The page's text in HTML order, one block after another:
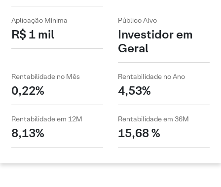
Aplicação Mínima
R$ 1 mil
Público Alvo
Investidor em
Geral
Rentabilidade no Mês
0,22%
Rentabilidade no Ano
4,53%
Rentabilidade em 12M
8,13%
Rentabilidade em 36M
15,68 %